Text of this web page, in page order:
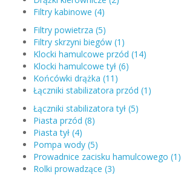
Filtry kabinowe (4)
Filtry powietrza (5)
Filtry skrzyni biegów (1)
Klocki hamulcowe przód (14)
Klocki hamulcowe tył (6)
Końcówki drążka (11)
Łączniki stabilizatora przód (1)
Łączniki stabilizatora tył (5)
Piasta przód (8)
Piasta tył (4)
Pompa wody (5)
Prowadnice zacisku hamulcowego (1)
Rolki prowadzące (3)